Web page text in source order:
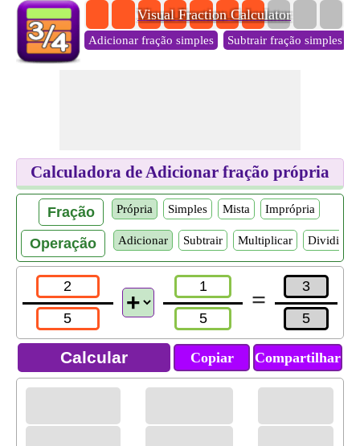
Visual Fraction Calculator
Adicionar fração simples Subtrair fração simples
Calculadora de Adicionar fração própria
Fração Própria Simples Mista Imprópria
Operação Adicionar Subtrair Multiplicar Dividir
=
Copiar Compartilhar